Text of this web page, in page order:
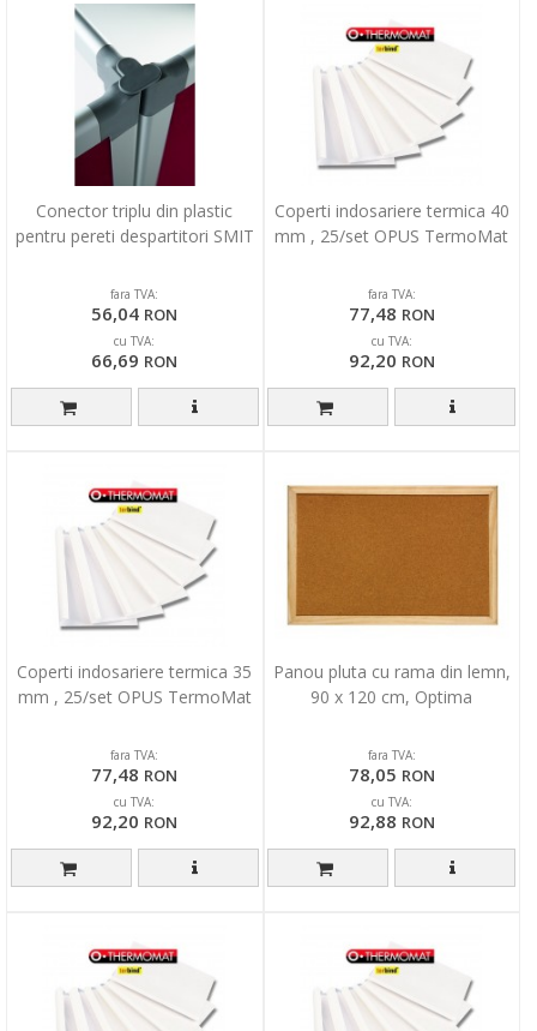
Conector triplu din plastic
pentru pereti despartitori SMIT
fara TVA:
56,04 RON
cu TVA:
66,69 RON
Coperti indosariere termica 40
mm , 25/set OPUS TermoMat
fara TVA:
77,48 RON
cu TVA:
92,20 RON
Coperti indosariere termica 35
mm , 25/set OPUS TermoMat
fara TVA:
77,48 RON
cu TVA:
92,20 RON
Panou pluta cu rama din lemn,
90 x 120 cm, Optima
fara TVA:
78,05 RON
cu TVA:
92,88 RON